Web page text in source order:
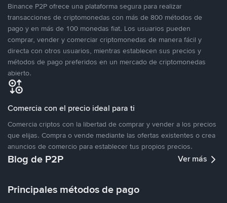
Binance P2P ofrece una plataforma segura para realizar
transacciones de criptomonedas con más de 800 métodos de
pago y en más de 100 monedas fiat. Los usuarios pueden
comprar, vender y comerciar criptomonedas de manera fácil y
directa con otros usuarios, mientras establecen sus precios y
métodos de pago preferidos en un mercado de criptomonedas
abierto.
Comercia con el precio ideal para ti
Comercia criptos con la libertad de comprar y vender a los precios
que elijas. Compra o vende mediante las ofertas existentes o crea
anuncios de comercio para establecer tus propios precios.
Blog de P2P Ver más
Principales métodos de pago